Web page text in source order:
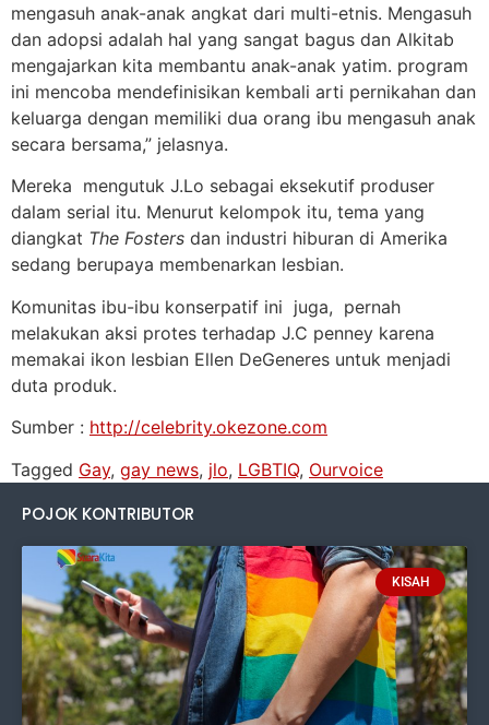
mengasuh anak-anak angkat dari multi-etnis. Mengasuh
dan adopsi adalah hal yang sangat bagus dan Alkitab
mengajarkan kita membantu anak-anak yatim. program
ini mencoba mendefinisikan kembali arti pernikahan dan
keluarga dengan memiliki dua orang ibu mengasuh anak
secara bersama,” jelasnya.
Mereka mengutuk J.Lo sebagai eksekutif produser
dalam serial itu. Menurut kelompok itu, tema yang
diangkat The Fosters dan industri hiburan di Amerika
sedang berupaya membenarkan lesbian.
Komunitas ibu-ibu konserpatif ini juga, pernah
melakukan aksi protes terhadap J.C penney karena
memakai ikon lesbian Ellen DeGeneres untuk menjadi
duta produk.
Sumber : http://celebrity.okezone.com
Tagged Gay, gay news, jlo, LGBTIQ, Ourvoice
POJOK KONTRIBUTOR
KISAH